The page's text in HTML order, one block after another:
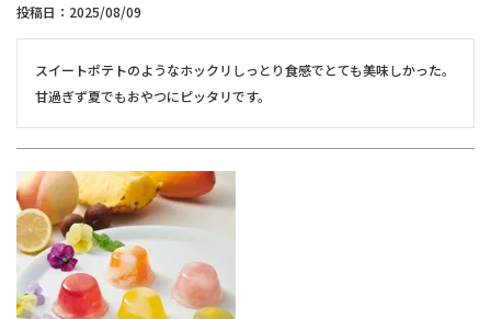
投稿日 2025/08/09
スイートポテトのようなホックリしっとり食感でとても美味しかった。
甘過ぎず夏でもおやつにピッタリです。